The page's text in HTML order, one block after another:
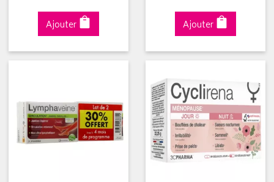
Ajouter Ajouter